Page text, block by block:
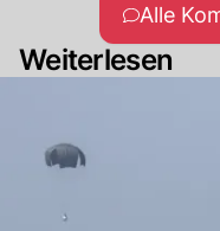
Alle
Weiterlesen